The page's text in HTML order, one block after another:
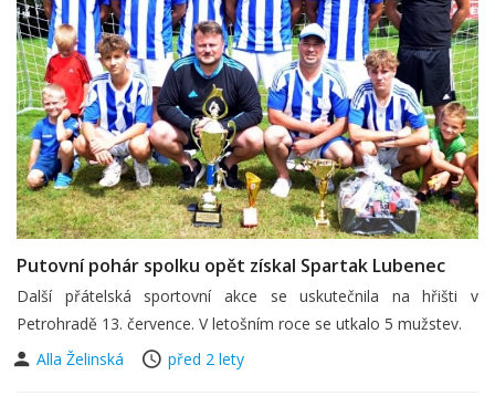
Putovní pohár spolku opět získal Spartak Lubenec
Další přátelská sportovní akce se uskutečnila na hřišti v
Petrohradě 13. července. V letošním roce se utkalo 5 mužstev.
Alla Želinská
před 2 lety